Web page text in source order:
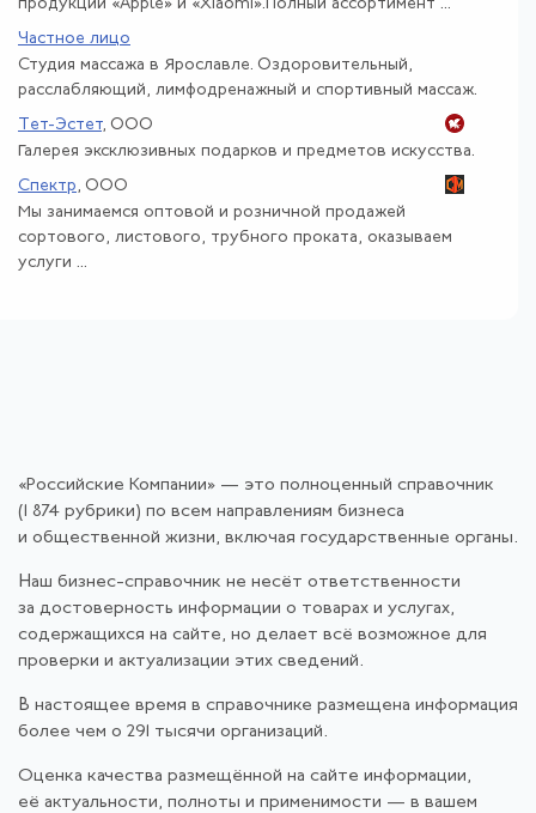
продукции «Apple» и «Xiaomi».Полный ассортимент ...
Частное лицо
Студия массажа в Ярославле. Оздоровительный,
расслабляющий, лимфодренажный и спортивный массаж.
Тет-Эстет, ООО
Галерея эксклюзивных подарков и предметов искусства.
Спектр , ООО
Мы занимаемся оптовой и розничной продажей
сортового, листового, трубного проката, оказываем
услуги ...
«Российские Компании» — это полноценный справочник
(1 874 рубрики) по всем направлениям бизнеса
и общественной жизни, включая государственные органы.
Наш бизнес-справочник не несёт ответственности
за достоверность информации о товарах и услугах,
содержащихся на сайте, но делает всё возможное для
проверки и актуализации этих сведений.
В настоящее время в справочнике размещена информация
более чем о 291 тысячи организаций.
Оценка качества размещённой на сайте информации,
её актуальности, полноты и применимости — в вашем